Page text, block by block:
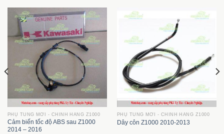
PHỤ TÙNG MỚI - CHÍNH HÃNG Z1000
Cảm biến tốc độ ABS sau Z1000
2014 – 2016
PHỤ TÙNG MỚI - CHÍNH HÃNG Z1000
Dây côn Z1000 2010-2013